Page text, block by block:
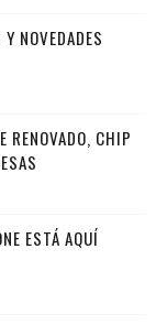
NOVEDADES
RENOVADO, CHIP
ESTÁ AQUÍ